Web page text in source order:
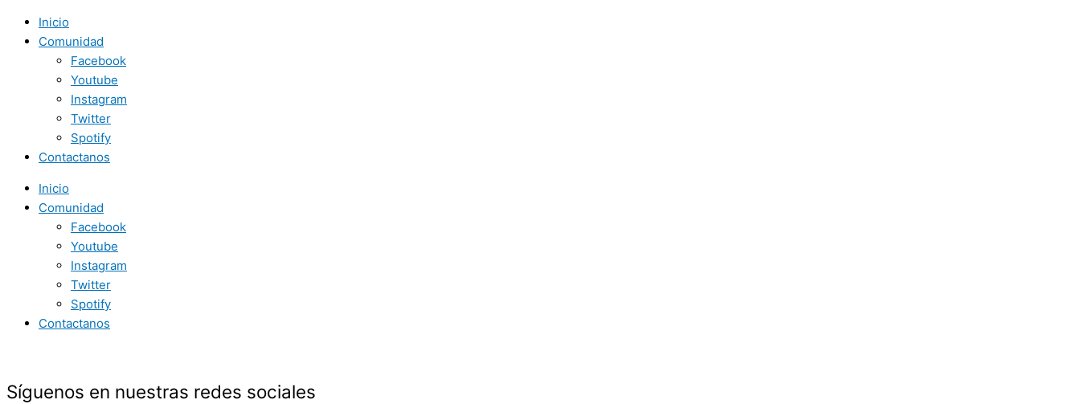
Inicio
Comunidad
Facebook
Youtube
Instagram
Twitter
Spotify
Contactanos
Inicio
Comunidad
Facebook
Youtube
Instagram
Twitter
Spotify
Contactanos
Síguenos en nuestras redes sociales